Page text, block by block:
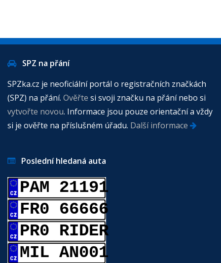
SPZ na přání
SPZka.cz je neoficiální portál o registračních značkách
(SPZ) na přání. Ověřte si svoji značku na přání nebo si
vytvořte novou. Informace jsou pouze orientační a vždy
si je ověřte na příslušném úřadu. Další informace
Poslední hledaná auta
PAM 21191
FR0 66666
PR0 RIDER
MIL AN001